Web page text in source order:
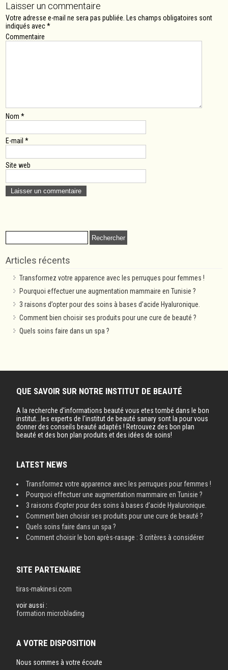
Laisser un commentaire
Votre adresse e-mail ne sera pas publiée. Les champs obligatoires sont
indiqués avec*
Commentaire
Nom*
E-mail*
Site web
Rechercher :
Articles récents
Transformez votre apparence avec les perruques pour femmes !
Pourquoi effectuer une augmentation mammaire en Tunisie ?
3 raisons d’opter pour des soins à bases d’acide Hyaluronique.
Comment bien choisir ses produits pour une cure de beauté ?
Quels soins faire dans un spa ?
QUE SAVOIR SUR NOTRE INSTITUT DE BEAUTÉ
A la recherche d'informations beauté vous etes tombé dans le bon
institut...les experts de l'institut de beauté sanary sont la pour vous
donner des conseils beauté adaptés ! Retrouvez des bon plan
beauté et des bon plan produits et des idées de soins!
LATEST NEWS
Transformez votre apparence avec les perruques pour femmes !
Pourquoi effectuer une augmentation mammaire en Tunisie ?
3 raisons d’opter pour des soins à bases d’acide Hyaluronique.
Comment bien choisir ses produits pour une cure de beauté ?
Quels soins faire dans un spa ?
Comment choisir le bon après-rasage : 3 critères à considérer
SITE PARTENAIRE
tiras-makinesi.com
voir aussi :
formation microblading
A VOTRE DISPOSITION
Nous sommes à votre écoute